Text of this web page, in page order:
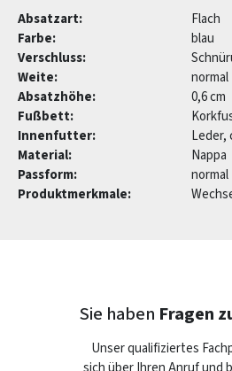
Absatzart:
Flach
Farbe:
blau
Verschluss:
Weite:
normal
Absatzhöhe:
0,6 cm
Fußbett:
Innenfutter:
Leder,
Material:
Nappa
Passform:
normal
Produktmerkmale:
Sie haben Fragen
Unser qualifiziertes